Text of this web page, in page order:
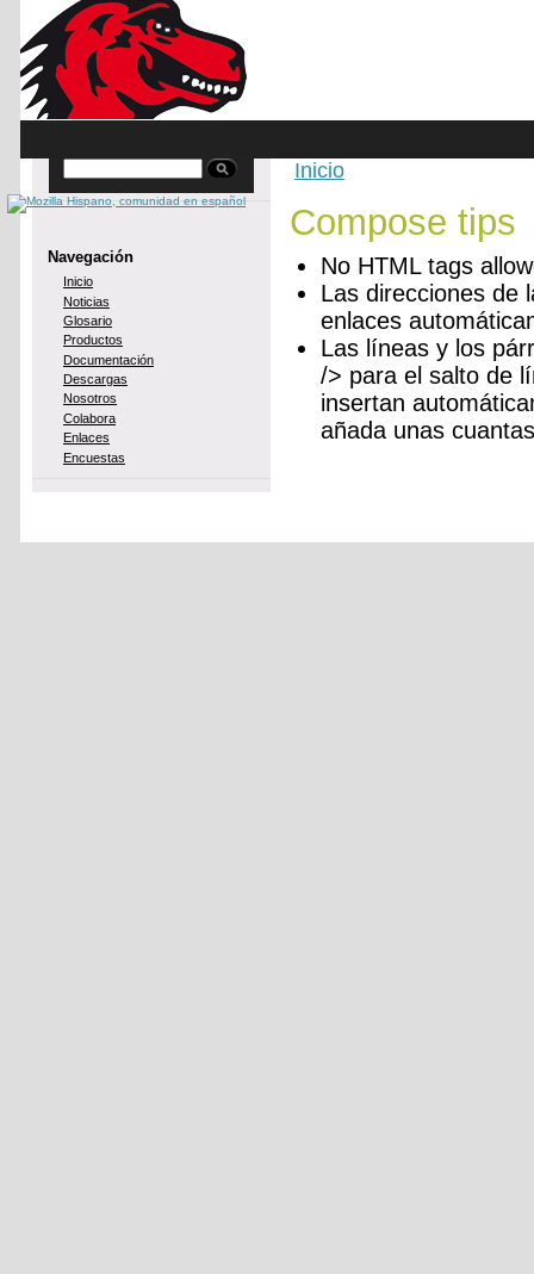
Skip to main content
Navegación
Inicio
Noticias
Glosario
Productos
Documentación
Descargas
Nosotros
Colabora
Enlaces
Encuestas
You are here
Inicio
Compose tips
No HTML tags
Las direcciones de
enlaces
Las líneas y los
/> para el salto de
insertan
añada unas